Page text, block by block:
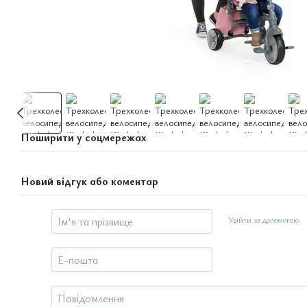
Поширити у соцмережах
Новий відгук або коментар
Увійти за допомогою